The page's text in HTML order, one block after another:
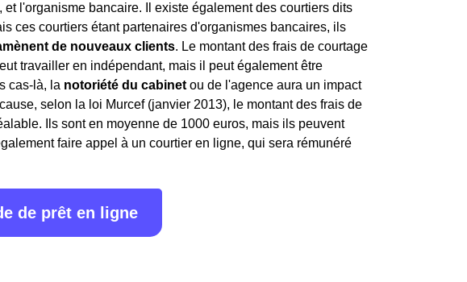
, et l'organisme bancaire. Il existe également des courtiers dits
ces courtiers étant partenaires d'organismes bancaires, ils
de nouveaux clients. Le montant des frais de courtage
travailler en indépendant, mais il peut également être
cas-là, la notoriété du cabinet ou de l'agence aura un impact
selon la loi Murcef (janvier 2013), le montant des frais de
Ils sont en moyenne de 1000 euros, mais ils peuvent
faire appel à un courtier en ligne, qui sera rémunéré
de prêt en ligne